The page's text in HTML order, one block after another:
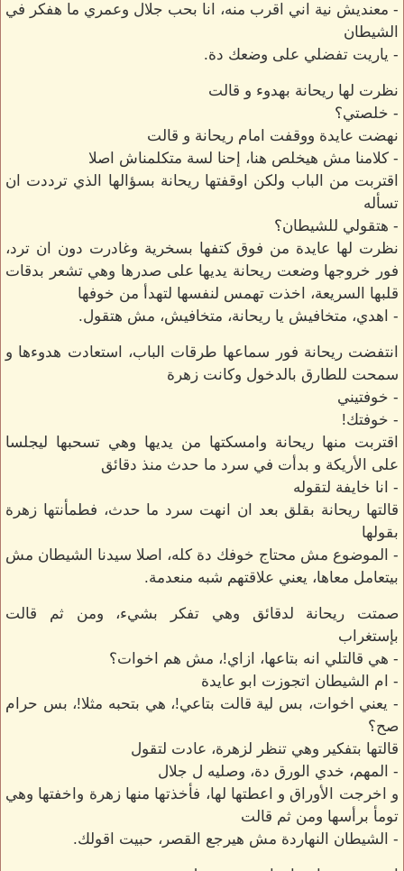
- معنديش نية اني اقرب منه، انا بحب جلال وعمري ما هفكر في
الشيطان
- ياريت تفضلي على وضعك دة.
نظرت لها ريحانة بهدوء و قالت
- خلصتي؟
نهضت عايدة ووقفت امام ريحانة و قالت
- كلامنا مش هيخلص هنا، إحنا لسة متكلمناش اصلا
اقتربت من الباب ولكن اوقفتها ريحانة بسؤالها الذي ترددت ان
تسأله
- هتقولي للشيطان؟
نظرت لها عايدة من فوق كتفها بسخرية وغادرت دون ان ترد،
فور خروجها وضعت ريحانة يديها على صدرها وهي تشعر بدقات
قلبها السريعة، اخذت تهمس لنفسها لتهدأ من خوفها
- اهدي، متخافيش يا ريحانة، متخافيش، مش هتقول.
انتفضت ريحانة فور سماعها طرقات الباب، استعادت هدوءها و
سمحت للطارق بالدخول وكانت زهرة
- خوفتيني
- خوفتك!
اقتربت منها ريحانة وامسكتها من يديها وهي تسحبها ليجلسا
على الأريكة و بدأت في سرد ما حدث منذ دقائق
- انا خايفة لتقوله
قالتها ريحانة بقلق بعد ان انهت سرد ما حدث، فطمأنتها زهرة
بقولها
- الموضوع مش محتاج خوفك دة كله، اصلا سيدنا الشيطان مش
بيتعامل معاها، يعني علاقتهم شبه منعدمة.
صمتت ريحانة لدقائق وهي تفكر بشيء، ومن ثم قالت
بإستغراب
- هي قالتلي انه بتاعها، ازاي!، مش هم اخوات؟
- ام الشيطان اتجوزت ابو عايدة
- يعني اخوات، بس لية قالت بتاعي!، هي بتحبه مثلا!، بس حرام
صح؟
قالتها بتفكير وهي تنظر لزهرة، عادت لتقول
- المهم، خدي الورق دة، وصليه ل جلال
و اخرجت الأوراق و اعطتها لها، فأخذتها منها زهرة واخفتها وهي
تومأ برأسها ومن ثم قالت
- الشيطان النهاردة مش هيرجع القصر، حبيت اقولك.